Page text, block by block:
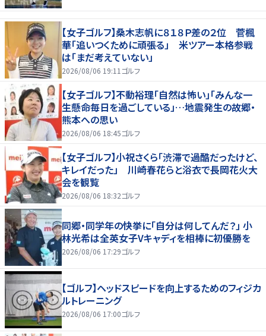
【女子ゴルフ】桑木志帆に８１８Ｐ差の２位 菅楓
華「追いつくために頑張る」 米ツアー本格参戦
は「まだ考えていない」
2026/08/06 19:11 ゴルフ
【女子ゴルフ】不動裕理「自然は怖い」「みんな一
生懸命毎日を過ごしている」…地震発生の故郷・
熊本への思い
2026/08/06 18:45ゴルフ
【女子ゴルフ】小祝さくら「渋滞で過酷だったけど、
キレイだった」 川崎春花らと浴衣で長岡花火大
会を観覧
2026/08/06 18:32ゴルフ
同郷・同学年の快挙に「自分は何してんだ？」 小
林光希は全英女子Vキャディを相棒に初優勝を
2026/08/06 17:29ゴルフ
【ゴルフ】ヘッドスピードを向上するためのフィジカ
ルトレーニング
2026/08/06 17:00ゴルフ